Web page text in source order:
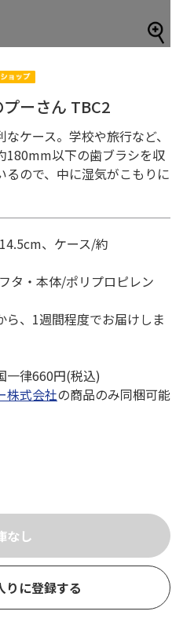
ーさん TBC2
ケース。学校や旅行など、
180mm以下の歯ブラシを収
ので、中に湿気がこもりに
、ケース/約
タ・本体/ポリプロピレン
、1週間程度でお届けしま
律660円(税込)
株式会社の商品のみ同梱可能
りに登録する